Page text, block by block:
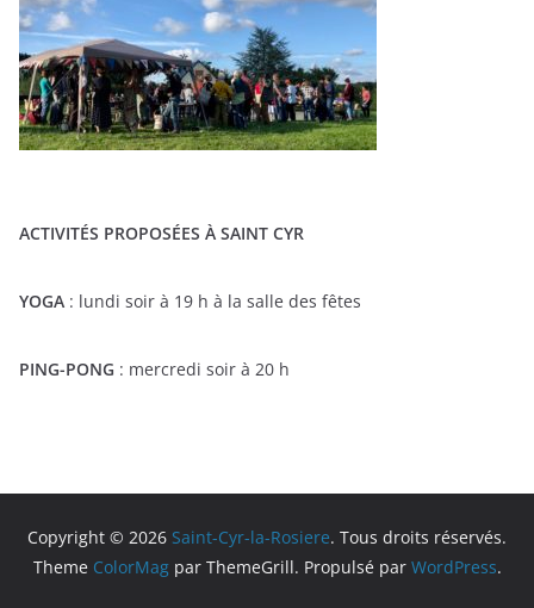
ACTIVITÉS PROPOSÉES À SAINT CYR
YOGA : lundi soir à 19 h à la salle des fêtes
PING-PONG : mercredi soir à 20 h
Copyright © 2026 Saint-Cyr-la-Rosiere. Tous droits réservés.
Theme ColorMagpar ThemeGrill. Propulsé par WordPress.